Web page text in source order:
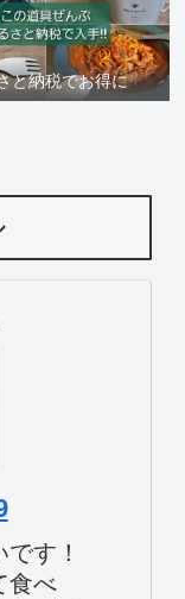
と納税でお得に
す！
食べ